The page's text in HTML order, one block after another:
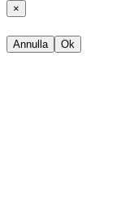
×
Annulla Ok